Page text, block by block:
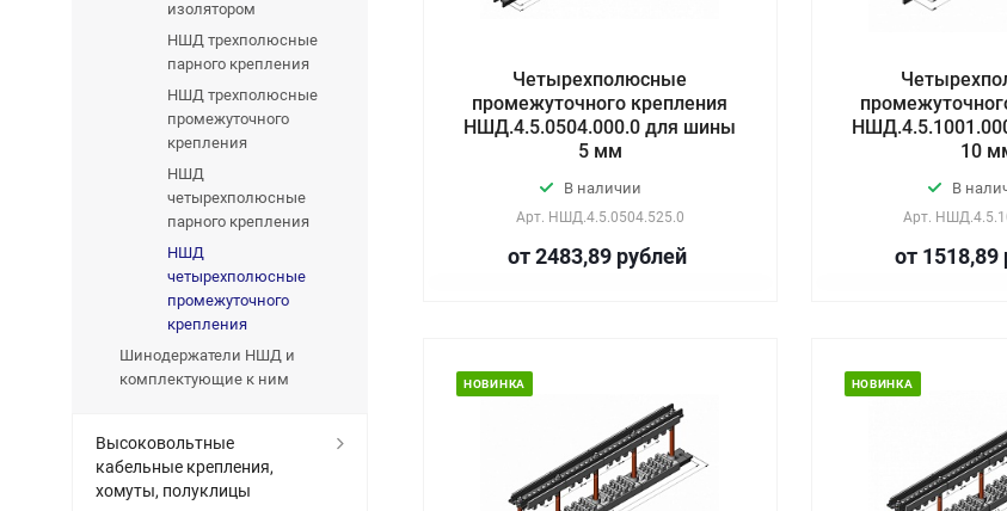
Четырехполюсные
промежуточного крепления
НШД.4.5.0504.000.0 для шины
5 мм
В наличии
Арт. НШД.4.5.0504.525.0
от 2483,89 рублей
10
В
Арт.
от 1518,89
НОВИНКА НОВИНКА
изолятором
НШД трехполюсные
парного крепления
НШД трехполюсные
промежуточного
крепления
НШД
четырехполюсные
парного крепления
НШД
четырехполюсные
промежуточного
крепления
Шинодержатели НШД и
комплектующие к ним
Высоковольтные
кабельные крепления,
хомуты, полуклицы